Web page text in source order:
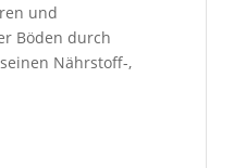
und
Böden durch
Nährstoff-,